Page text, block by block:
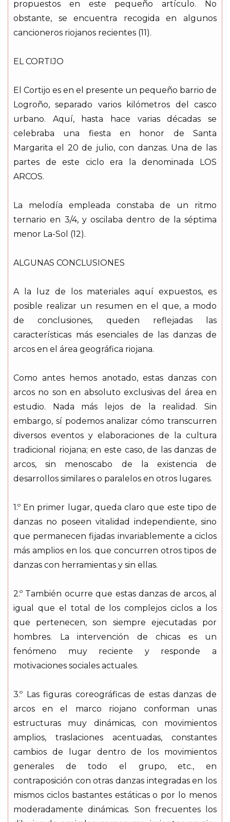
propuestos en este pequeño artículo. No
obstante, se encuentra recogida en algunos
cancioneros riojanos recientes (11).
EL CORTIJO
El Cortijo es en el presente un pequeño barrio de
Logroño, separado varios kilómetros del casco
urbano. Aquí, hasta hace varias décadas se
celebraba una fiesta en honor de Santa
Margarita el 20 de julio, con danzas. Una de las
partes de este ciclo era la denominada LOS
ARCOS.
La melodía empleada constaba de un ritmo
ternario en 3/4, y oscilaba dentro de la séptima
menor La-Sol (12).
ALGUNAS CONCLUSIONES
A la luz de los materiales aquí expuestos, es
posible realizar un resumen en el que, a modo
de conclusiones, queden reflejadas las
características más esenciales de las danzas de
arcos en el área geográfica riojana.
Como antes hemos anotado, estas danzas con
arcos no son en absoluto exclusivas del área en
estudio. Nada más lejos de la realidad. Sin
embargo, sí podemos analizar cómo transcurren
diversos eventos y elaboraciones de la cultura
tradicional riojana; en este caso, de las danzas de
arcos, sin menoscabo de la existencia de
desarrollos similares o paralelos en otros lugares.
1.º En primer lugar, queda claro que este tipo de
danzas no poseen vitalidad independiente, sino
que permanecen fijadas invariablemente a ciclos
más amplios en los. que concurren otros tipos de
danzas con herramientas y sin ellas.
2.º También ocurre que estas danzas de arcos, al
igual que el total de los complejos ciclos a los
que pertenecen, son siempre ejecutadas por
hombres. La intervención de chicas es un
fenómeno muy reciente y responde a
motivaciones sociales actuales.
3.º Las figuras coreográficas de estas danzas de
arcos en el marco riojano conforman unas
estructuras muy dinámicas, con movimientos
amplios, traslaciones acentuadas, constantes
cambios de lugar dentro de los movimientos
generales de todo el grupo, etc., en
contraposición con otras danzas integradas en los
mismos ciclos bastantes estáticas o por lo menos
moderadamente dinámicas. Son frecuentes los